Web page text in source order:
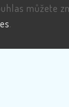
můžete
.